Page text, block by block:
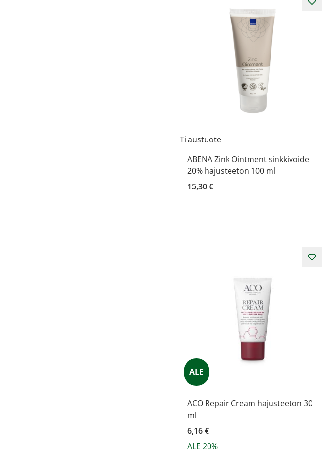
Tilaustuote
ABENA Zink Ointment sinkkivoide
20% hajusteeton 100 ml
15,30 €
ALE
ACO Repair Cream hajusteeton 30
ml
6,16 €
ALE 20%